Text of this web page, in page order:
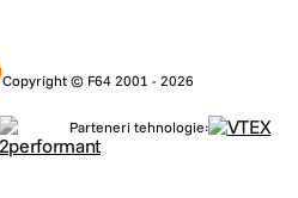
Copyright © F64 2001 - 2026
Parteneri tehnologie: